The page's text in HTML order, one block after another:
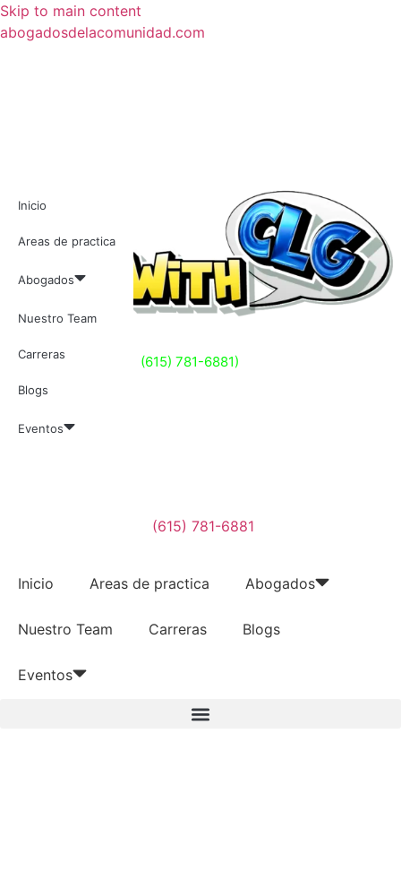
Skip to main content
abogadosdelacomunidad.com
Inicio
Areas de practica
Abogados
Nuestro Team
Carreras
Blogs
Eventos
📞 Llama ahora al (615) 781-6881)
(615) 781-6881
Inicio Areas de practica Abogados
Nuestro Team Carreras Blogs
Eventos